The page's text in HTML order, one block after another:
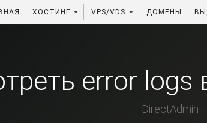
ХОСТИНГ VPS/VDS ДОМЕНЫ
error logs
DirectAdmin